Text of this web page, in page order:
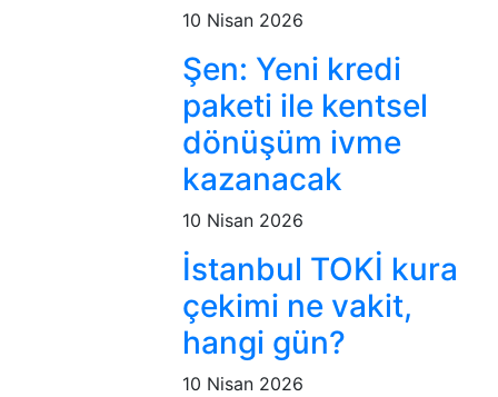
10 Nisan 2026
Şen: Yeni kredi
paketi ile kentsel
dönüşüm ivme
kazanacak
10 Nisan 2026
İstanbul TOKİ kura
çekimi ne vakit,
hangi gün?
10 Nisan 2026